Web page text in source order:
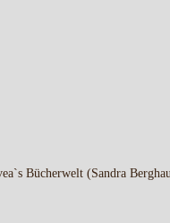
Bücherwelt (Sandra